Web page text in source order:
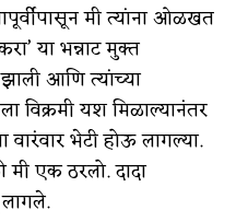
मी त्यांना ओळखत
या भन्नाट मुक्त
आणि त्यांच्या
विक्रमी यश मिळाल्यानंतर
भेटी होऊ लागल्या.
मी एक ठरलो. दादा